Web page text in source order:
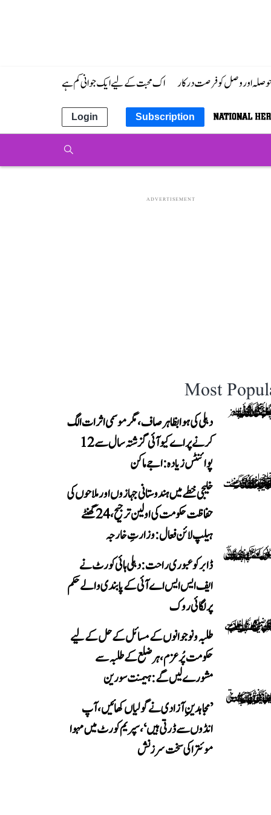
حوصلہ اور وصل کو فرصت درکار اک محبت کے لیے ایک جوانی کم ہے
Subscription
Login
ADVERTISEMENT
Most
دہلی کی ہوا بظاہر صاف، مگر موسمی اثرات الگ
کرنے پر اے کیو آئی گزشتہ سال سے 12
پوائنٹس زیادہ: اجے ماکن
خلیجی خطے میں ہندوستانی جہازوں اور ملاحوں کی
حفاظت حکومت کی اولین ترجیح، 24 گھنٹے
ہیلپ لائن فعال: وزارتِ خارجہ
ڈابر کو عبوری راحت: دہلی ہائی کورٹ نے
ایف ایس ایس اے آئی کے پابندی والے حکم
پر لگائی روک
طلبہ و نوجوانوں کے مسائل کے حل کے لیے
حکومت پُرعزم، ہر ضلع کے طلبہ سے
مشورے لیں گے: ہیمنت سورین
’مجاہدینِ آزادی نے گولیاں کھائیں، آپ
انڈوں سے ڈرتی ہیں‘، سپریم کورٹ میں مہوا
موئترا کی سخت سرزنش